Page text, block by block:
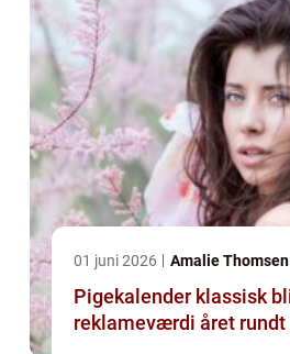
01 juni 2026 Amalie Thomsen
Pigekalender klassisk blikfang med
reklameværdi året rundt